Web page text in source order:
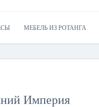
МЕБЕЛЬ ИЗ РОТАНГА
Империя